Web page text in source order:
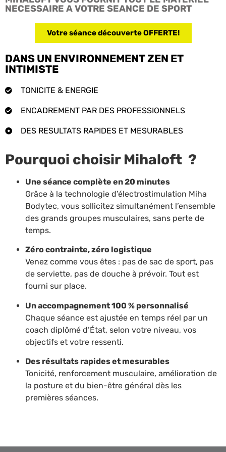
NECESSAIRE A VOTRE SEANCE DE SPORT
Votre séance découverte OFFERTE!
DANS UN ENVIRONNEMENT ZEN ET
INTIMISTE
TONICITE & ENERGIE
ENCADREMENT PAR DES PROFESSIONNELS
DES RESULTATS RAPIDES ET MESURABLES
Pourquoi choisir Mihaloft ?
Une séance complète en 20 minutes
Grâce à la technologie d’électrostimulation Miha
Bodytec, vous sollicitez simultanément l’ensemble
des grands groupes musculaires, sans perte de
temps.
Zéro contrainte, zéro logistique
Venez comme vous êtes : pas de sac de sport, pas
de serviette, pas de douche à prévoir. Tout est
fourni sur place.
Un accompagnement 100 % personnalisé
Chaque séance est ajustée en temps réel par un
coach diplômé d’État, selon votre niveau, vos
objectifs et votre ressenti.
Des résultats rapides et mesurables
Tonicité, renforcement musculaire, amélioration de
la posture et du bien-être général dès les
premières séances.